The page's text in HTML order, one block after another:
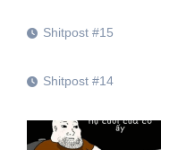
Shitpost #15
Shitpost #14